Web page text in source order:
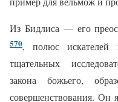
Из Бидлиса — его
570, полюс искателей
тщательных
закона божьего,
совершенствования. Он